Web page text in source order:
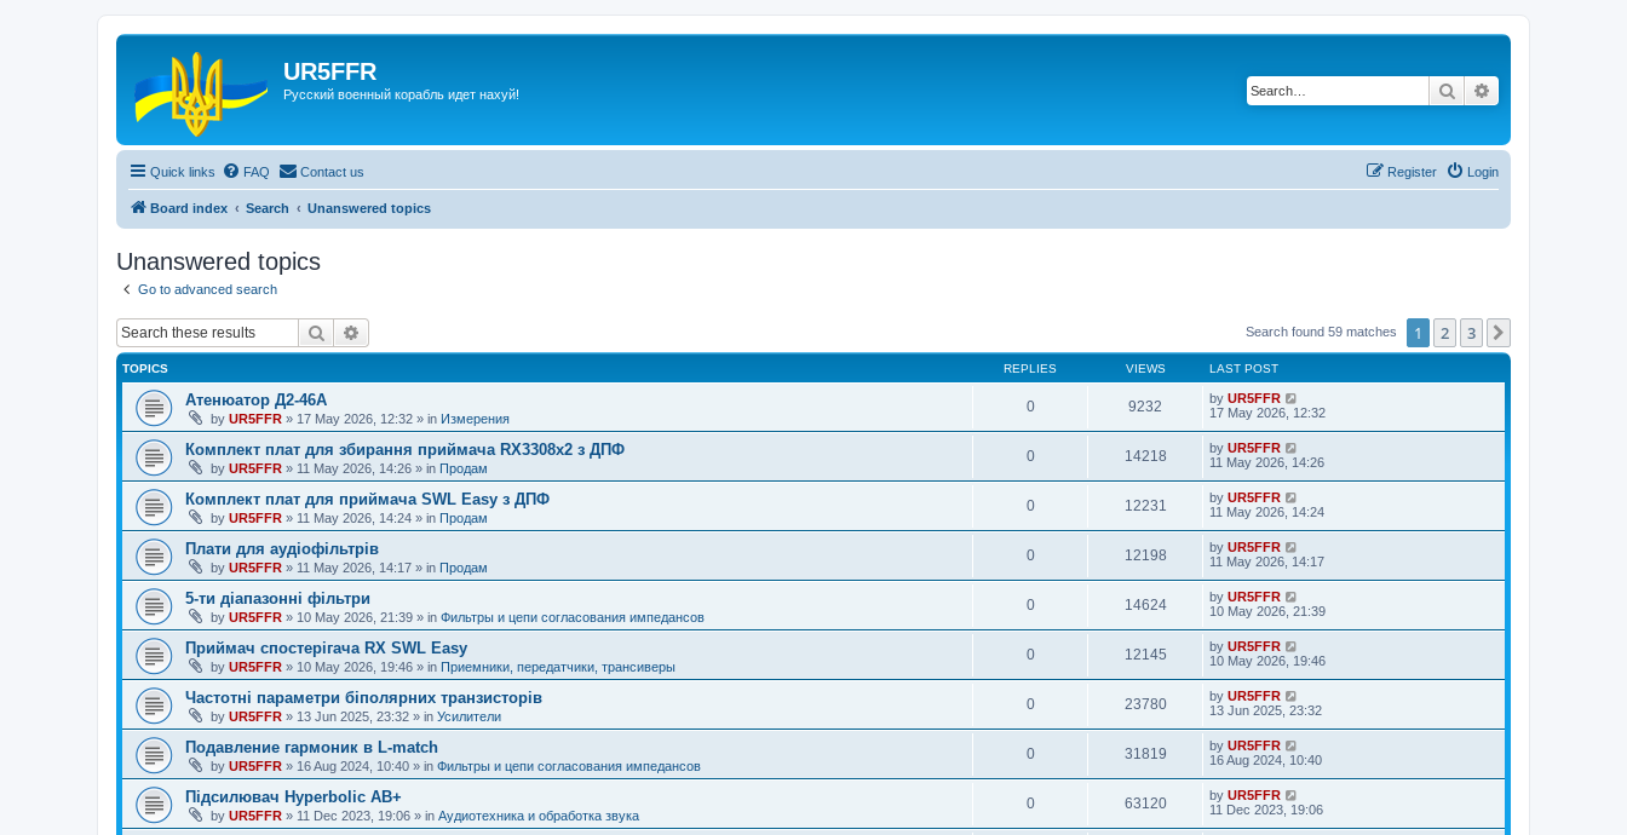
UR5FFR
Русский военный корабль идет нахуй! Search
Quick links FAQ Contact us Login
Register
Board index Search Unanswered topics
Unanswered topics
Go to advanced search
Search Search found 59 matches 1 2 3
TOPICS REPLIES VIEWS LAST POST
Атенюатор Д2-46А
by UR5FFR » 17 May 2026, 12:32 » in Измерения
0 9232 by UR5FFR
17 May 2026, 12:32
Комплект плат для збирання приймача RX3308x2 з ДПФ
by UR5FFR » 11 May 2026, 14:26 » in Продам
0 14218 by UR5FFR
11 May 2026, 14:26
Комплект плат для приймача SWL Easy з ДПФ
by UR5FFR » 11 May 2026, 14:24 » in Продам
0 12231 by UR5FFR
11 May 2026, 14:24
Плати для аудіофільтрів
by UR5FFR » 11 May 2026, 14:17 » in Продам
0 12198 by UR5FFR
11 May 2026, 14:17
5-ти діапазонні фільтри
by UR5FFR » 10 May 2026, 21:39 » in Фильтры и цепи согласования импедансов
0 14624 by UR5FFR
10 May 2026, 21:39
Приймач спостерігача RX SWL Easy
by UR5FFR » 10 May 2026, 19:46 » in Приемники, передатчики, трансиверы
0 12145 by UR5FFR
10 May 2026, 19:46
Частотні параметри біполярних транзисторів
by UR5FFR » 13 Jun 2025, 23:32 » in Усилители
0 23780 by UR5FFR
13 Jun 2025, 23:32
Подавление гармоник в L-match
by UR5FFR » 16 Aug 2024, 10:40 » in Фильтры и цепи согласования импедансов
0 31819 by UR5FFR
16 Aug 2024, 10:40
Підсилювач Hyperbolic AB+
by UR5FFR » 11 Dec 2023, 19:06 » in Аудиотехника и обработка звука
0 63120 by UR5FFR
11 Dec 2023, 19:06